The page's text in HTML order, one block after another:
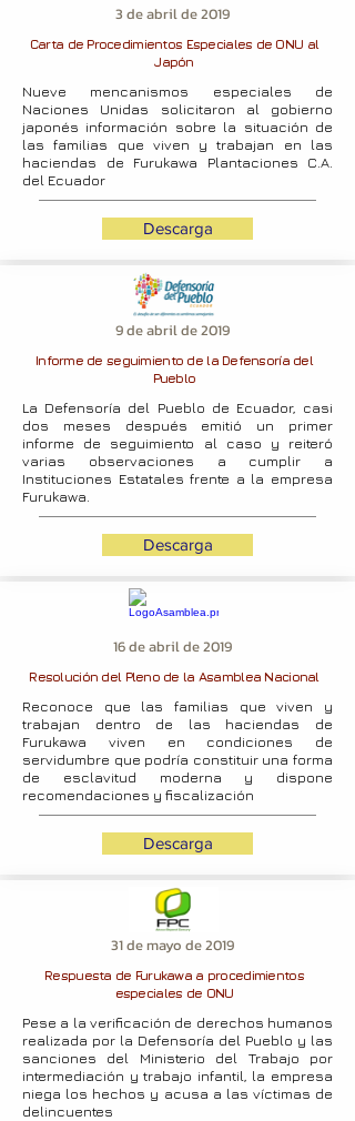
3 de abril de 2019
Carta de Procedimientos Especiales de ONU al
Japón
Nueve mencanismos especiales de
Naciones Unidas solicitaron al gobierno
japonés información sobre la situación de
las familias que viven y trabajan en las
haciendas de Furukawa Plantaciones C.A.
del Ecuador
Descarga
9 de abril de 2019
Informe de seguimiento de la Defensoría del
Pueblo
La Defensoría del Pueblo de Ecuador, casi
dos meses después emitió un primer
informe de seguimiento al caso y reiteró
varias observaciones a cumplir a
Instituciones Estatales frente a la empresa
Furukawa.
Descarga
16 de abril de 2019
Resolución del Pleno de la Asamblea Nacional
Reconoce que las familias que viven y
trabajan dentro de las haciendas de
Furukawa viven en condiciones de
servidumbre que podría constituir una forma
de esclavitud moderna y dispone
recomendaciones y fiscalización
Descarga
31 de mayo de 2019
Respuesta de Furukawa a procedimientos
especiales de ONU
Pese a la verificación de derechos humanos
realizada por la Defensoría del Pueblo y las
sanciones del Ministerio del Trabajo por
intermediación y trabajo infantil, la empresa
niega los hechos y acusa a las víctimas de
delincuentes